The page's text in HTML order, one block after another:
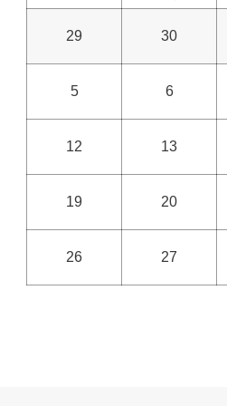
29 30
5 6
12 13
19 20
26 27